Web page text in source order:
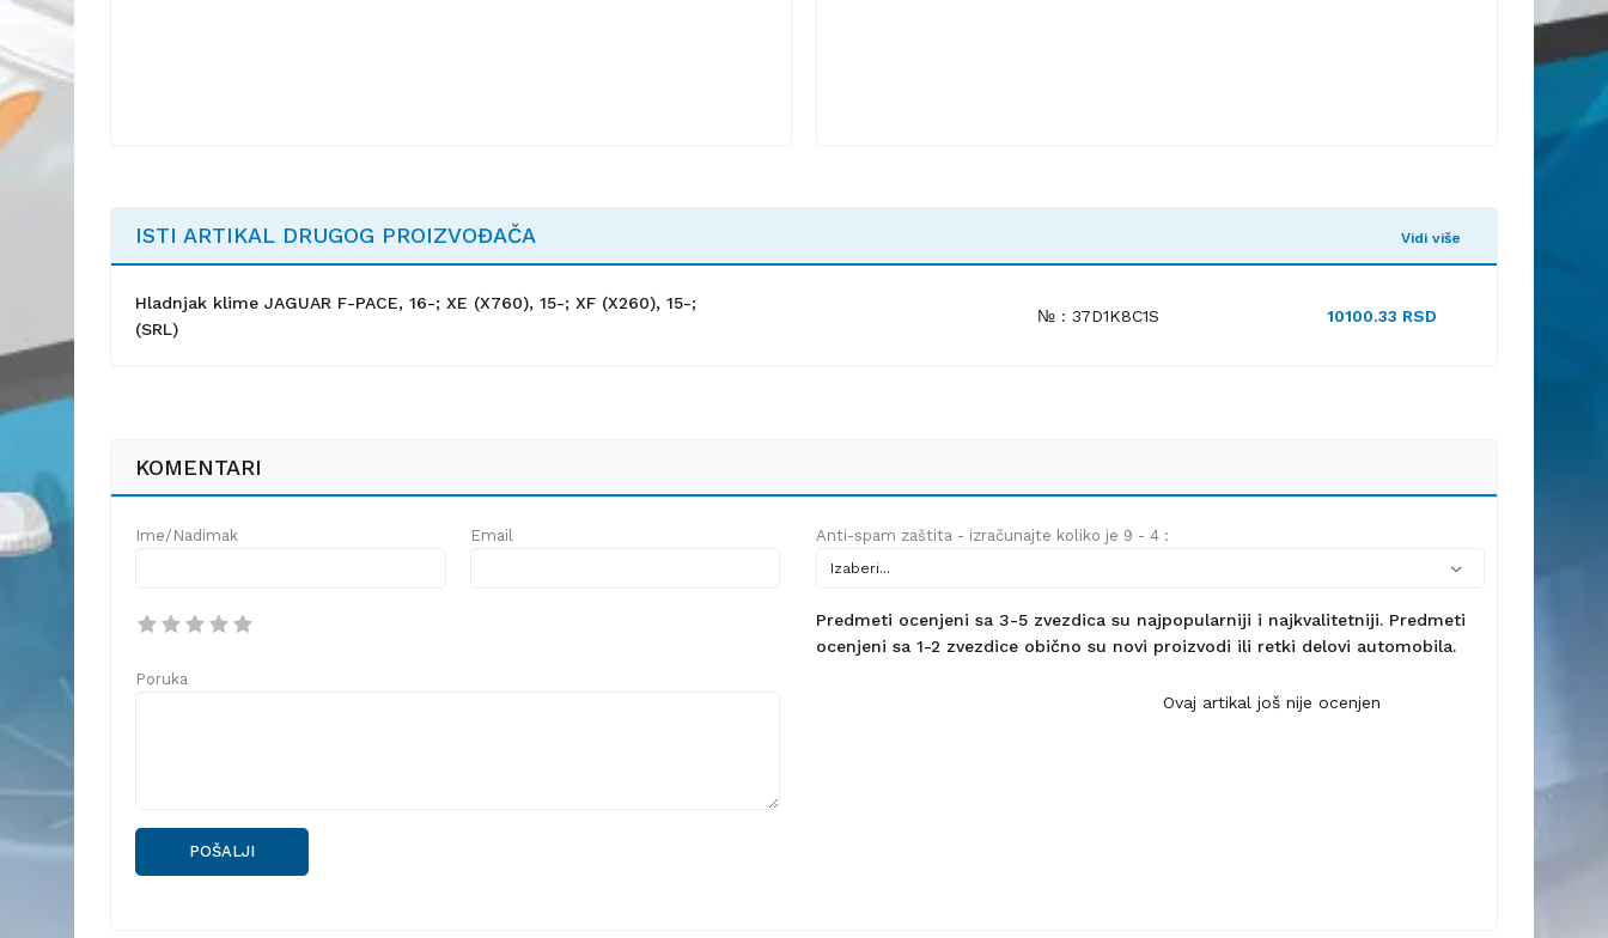
ISTI ARTIKAL DRUGOG PROIZVOĐAČA Vidi više
Hladnjak klime JAGUAR F-PACE, 16-; XE (X760), 15-; XF (X260), 15-;
(SRL)
№ : 37D1K8C1S 10100.33 RSD
KOMENTARI
Ime/Nadimak Email
Poruka
POŠALJI
Anti-spam zaštita - izračunajte koliko je 9 - 4 :
Predmeti ocenjeni sa 3-5 zvezdica su najpopularniji i najkvalitetniji. Predmeti
ocenjeni sa 1-2 zvezdice obično su novi proizvodi ili retki delovi automobila.
Ovaj artikal još nije ocenjen